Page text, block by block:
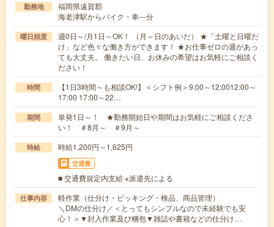
勤務地
福岡県遠賀郡
海老津駅からバイク・車---分
曜日頻度
週0日～/月1日～OK！ （月～日のあいだ） ★「土曜と日曜だ
け」など色々な働き方ができます！ ★お仕事ゼロの週があっ
ても大丈夫。 働きたい日、お休みの希望はお気軽にご相談く
ださい！
時間
【1日3時間～も相談OK!】＜シフト例＞9:00～12:0012:00～
17:00 17:00～22…
期間
単発1日～！ ★勤務開始日や期間はお気軽にご相談くださ
い！ ＃8月～ ＃9月～
時給 時給1,200円～1,625円
交通費
■ 交通費規定内支給 ※派遣先による
仕事内容
軽作業（仕分け・ピッキング・検品、商品管理）
＼DMの仕分け／＜とってもシンプルなので未経験でも安
心！＞▼封入作業及び梱包▼雑誌や書籍などの仕分け…